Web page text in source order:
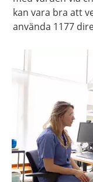
kan vara bra att
använda 1177